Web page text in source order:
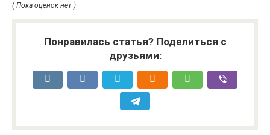
( Пока оценок нет )
Понравилась статья? Поделиться с
друзьями: